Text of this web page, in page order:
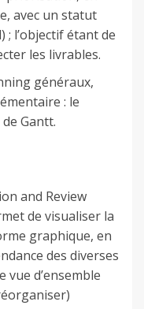
avec un statut
l’objectif étant de
les livrables.
généraux,
: le
Gantt.
and Review
de visualiser la
graphique, en
des diverses
vue d’ensemble